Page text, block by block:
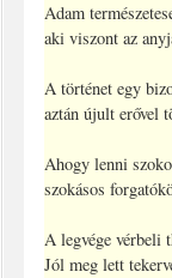
Adam
aki viszont az
A történet egy
aztán újult erővel
Ahogy lenni
szokásos
A legvége vérbeli
Jól meg lett